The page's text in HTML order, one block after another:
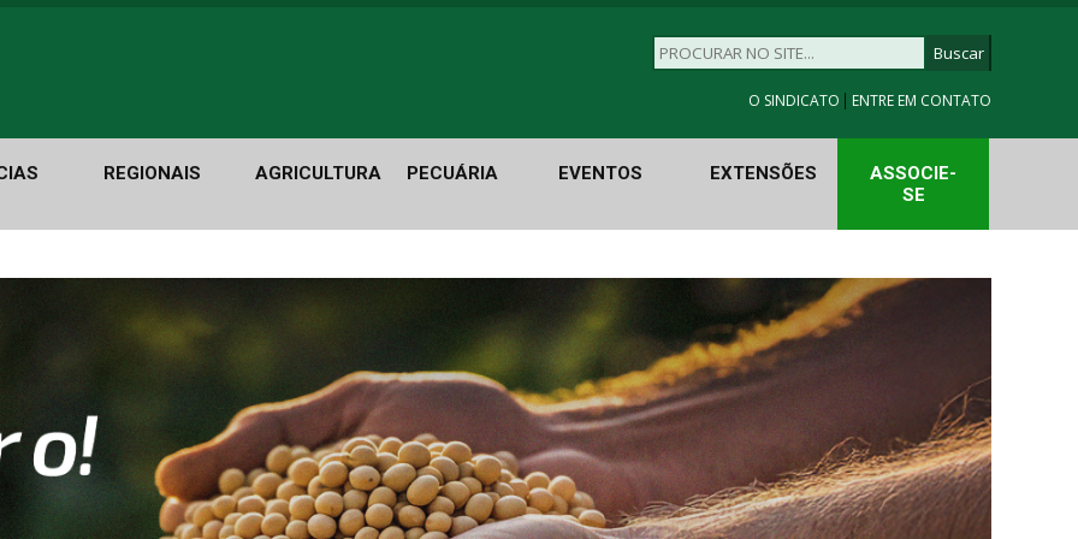
O SINDICATO | ENTRE EM CONTATO
REGIONAIS AGRICULTURA PECUÁRIA EVENTOS EXTENSÕES
ASSOCIE-
SE